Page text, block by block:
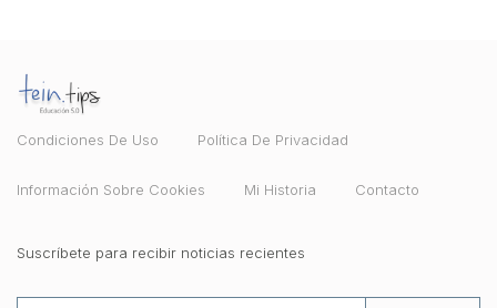
Condiciones De Uso Política De Privacidad
Información Sobre Cookies Mi Historia Contacto
Suscríbete para recibir noticias recientes